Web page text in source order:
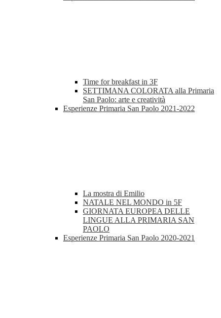
Time for breakfast in 3F
SETTIMANA COLORATA alla Primaria
San Paolo: arte e creatività
Esperienze Primaria San Paolo 2021-2022
La mostra di Emilio
NATALE NEL MONDO in 5F
GIORNATA EUROPEA DELLE
LINGUE ALLA PRIMARIA SAN
PAOLO
Esperienze Primaria San Paolo 2020-2021